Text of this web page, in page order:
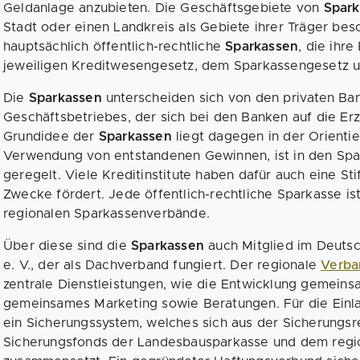
Geldanlage anzubieten. Die Geschäftsgebiete von
Stadt oder einen Landkreis als Gebiete ihrer Träger
hauptsächlich öffentlich-rechtlicheSparkassen, die ihre
jeweiligen Kreditwesengesetz, dem Sparkassengesetz
Die Sparkassen unterscheiden sich von den privaten
Geschäftsbetriebes, der sich bei den Banken auf die
Grundidee der Sparkassen liegt dagegen in der
Verwendung von entstandenen Gewinnen, ist in den
geregelt. Viele Kreditinstitute haben dafür auch eine
Zwecke fördert. Jede öffentlich-rechtliche Sparkasse
regionalen Sparkassenverbände.
Über diese sind die Sparkassen auch Mitglied im
e. V., der als Dachverband fungiert. Der regionale
zentrale Dienstleistungen, wie die Entwicklung
gemeinsames Marketing sowie Beratungen. Für die
ein Sicherungssystem, welches sich aus der
Sicherungsfonds der Landesbausparkasse und dem